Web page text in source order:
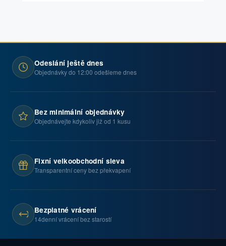
Odeslání ještě dnes
Objednávky do 12:00 odešleme dnes
Bez minimální objednávky
Objednávejte kdykoliv již od 1 kusu
Fixní velkoobchodní sleva
Transparentní ceny bez překvapení
Bezplatné vrácení
14denní vrácení bez starostí